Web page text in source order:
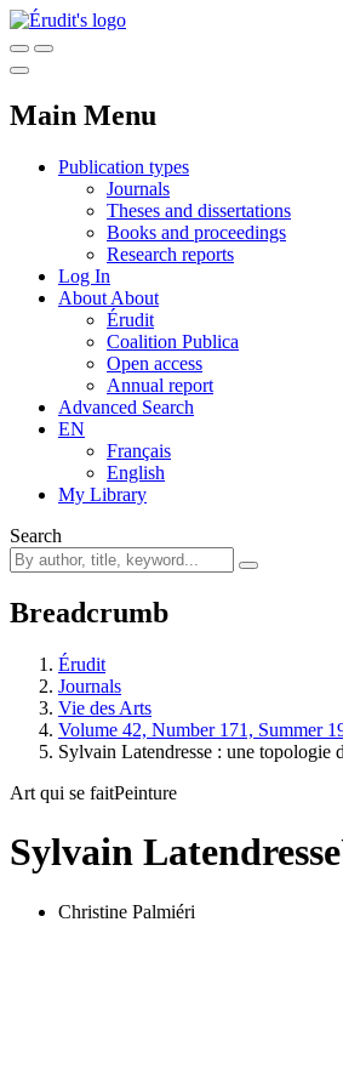
Main Menu
Publication types
Journals
Theses and dissertations
Books and proceedings
Research reports
Log In
About About
Érudit
Coalition Publica
Open access
Annual report
Advanced Search
EN
Français
English
My Library
Search
Breadcrumb
Érudit
Journals
Vie des Arts
Volume 42, Number 171, Summer
Sylvain Latendresse : une topologie
Art qui se faitPeinture
Sylvain Latendresse
Christine Palmiéri